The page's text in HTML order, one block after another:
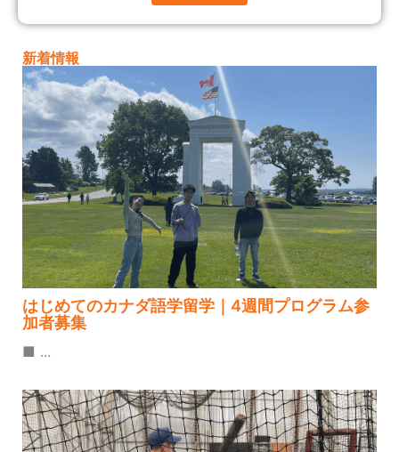
新着情報
はじめてのカナダ語学留学｜4週間プログラム参
加者募集
■ ...